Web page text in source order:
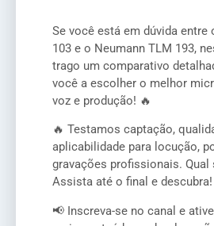
Se você está em dúvida entre
103 e o Neumann TLM 193,
trago um comparativo
você a escolher o melhor
voz e produção! 🔥
🔥 Testamos captação,
aplicabilidade para locução,
gravações profissionais. Qual
Assista até o final e descubra!
📢 Inscreva-se no canal e